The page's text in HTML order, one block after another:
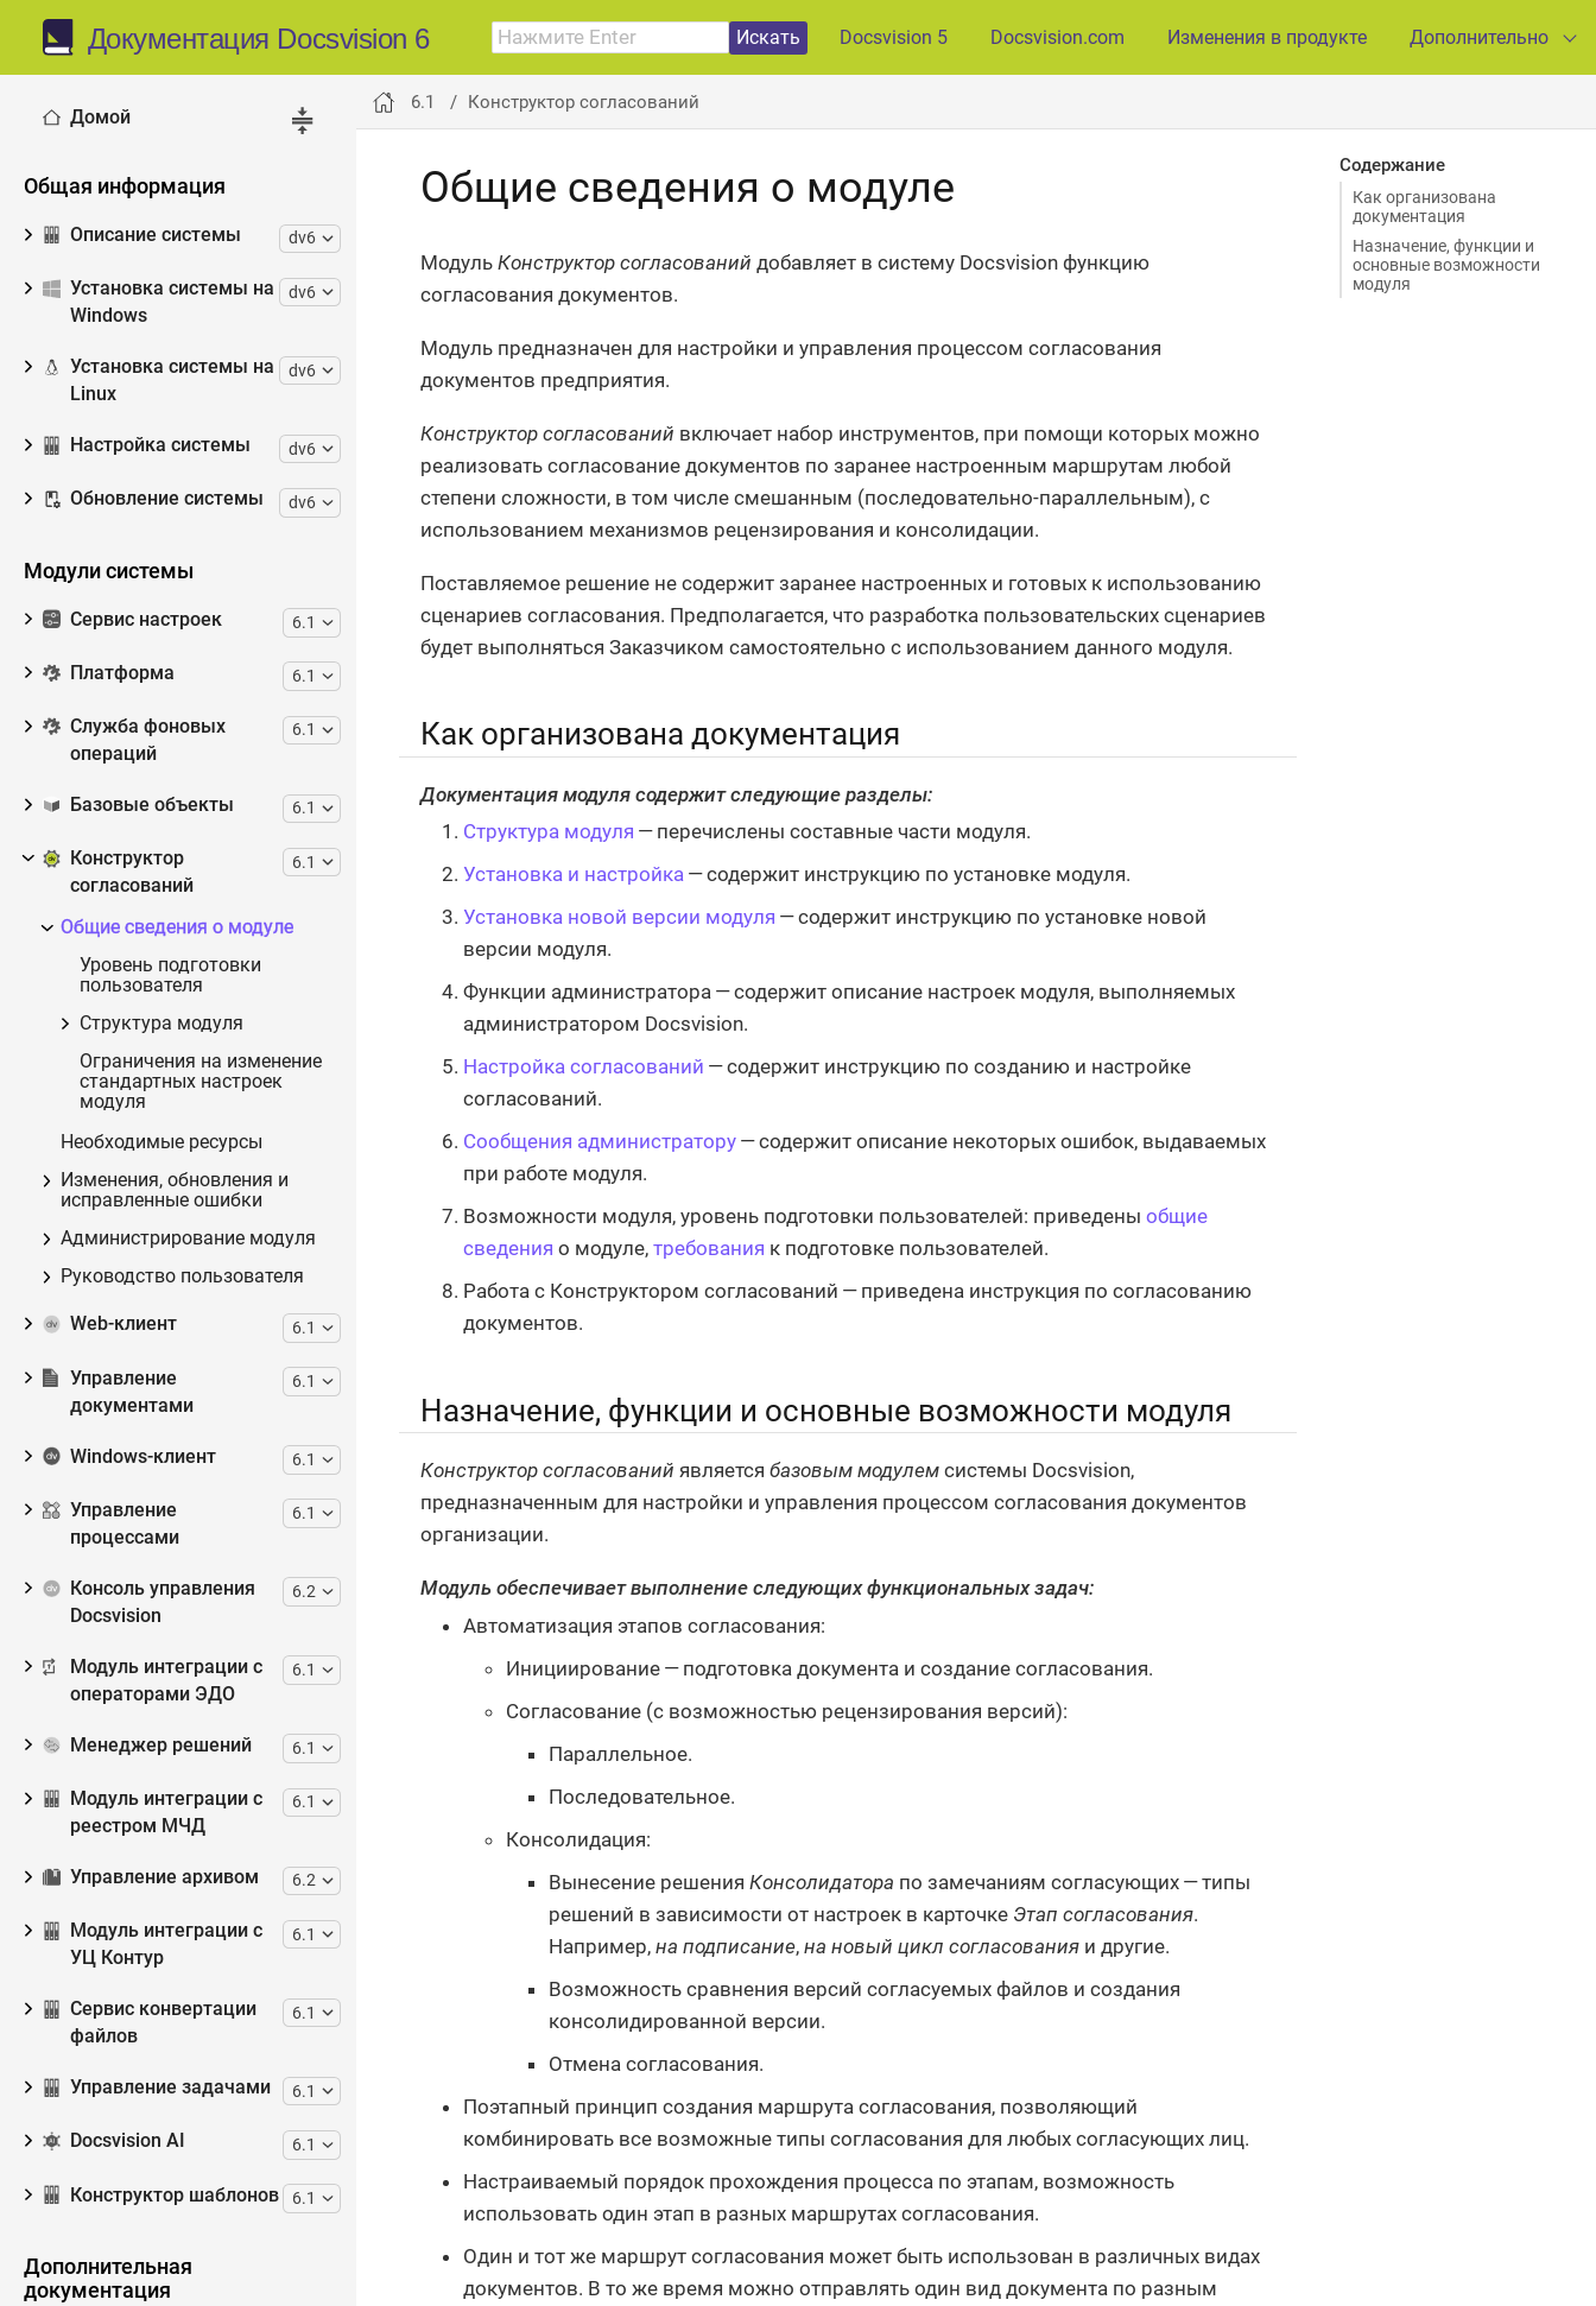
Документация Docsvision 6 Искать Docsvision 5 Docsvision.com Изменения в продукте Дополнительно
Домой
Общая информация
Описание системы dv6
Установка системы на
Windows
dv6
Установка системы на
Linux
dv6
Настройка системы dv6
Обновление системы dv6
Модули системы
Сервис настроек 6.1
Платформа 6.1
Служба фоновых
операций
6.1
Базовые объекты 6.1
Конструктор
согласований
6.1
Общие сведения о модуле
Уровень подготовки
пользователя
Структура модуля
Ограничения на изменение
стандартных настроек
модуля
Необходимые ресурсы
Изменения, обновления и
исправленные ошибки
Администрирование модуля
Руководство пользователя
Web-клиент 6.1
Управление
документами
6.1
Windows-клиент 6.1
Управление
процессами
6.1
Консоль управления
Docsvision
6.2
Модуль интеграции с
операторами ЭДО
6.1
Менеджер решений 6.1
Модуль интеграции с
реестром МЧД
6.1
Управление архивом 6.2
Модуль интеграции с
УЦ Контур
6.1
Сервис конвертации
файлов
6.1
Управление задачами 6.1
Docsvision AI 6.1
Конструктор шаблонов 6.1
Дополнительная
документация
6.1 Конструктор согласований
Содержание
Как организована
документация
Назначение, функции и
основные возможности
модуля
Общие сведения о модуле
Модуль Конструктор согласований добавляет в систему Docsvision функцию
согласования документов.
Модуль предназначен для настройки и управления процессом согласования
документов предприятия.
Конструктор согласований включает набор инструментов, при помощи которых можно
реализовать согласование документов по заранее настроенным маршрутам любой
степени сложности, в том числе смешанным (последовательно-параллельным), с
использованием механизмов рецензирования и консолидации.
Поставляемое решение не содержит заранее настроенных и готовых к использованию
сценариев согласования. Предполагается, что разработка пользовательских сценариев
будет выполняться Заказчиком самостоятельно с использованием данного модуля.
Как организована документация
Документация модуля содержит следующие разделы:
Структура модуля — перечислены составные части модуля.
Установка и настройка — содержит инструкцию по установке модуля.
Установка новой версии модуля — содержит инструкцию по установке новой
версии модуля.
Функции администратора — содержит описание настроек модуля, выполняемых
администратором Docsvision.
Настройка согласований — содержит инструкцию по созданию и настройке
согласований.
Сообщения администратору — содержит описание некоторых ошибок, выдаваемых
при работе модуля.
Возможности модуля, уровень подготовки пользователей: приведены общие
сведения о модуле, требования к подготовке пользователей.
Работа с Конструктором согласований — приведена инструкция по согласованию
документов.
Назначение, функции и основные возможности модуля
Конструктор согласований является базовым модулем системы Docsvision,
предназначенным для настройки и управления процессом согласования документов
организации.
Модуль обеспечивает выполнение следующих функциональных задач:
Автоматизация этапов согласования:
Инициирование — подготовка документа и создание согласования.
Согласование (с возможностью рецензирования версий):
Параллельное.
Последовательное.
Консолидация:
Вынесение решения Консолидатора по замечаниям согласующих — типы
решений в зависимости от настроек в карточке Этап согласования.
Например, на подписание, на новый цикл согласования и другие.
Возможность сравнения версий согласуемых файлов и создания
консолидированной версии.
Отмена согласования.
Поэтапный принцип создания маршрута согласования, позволяющий
комбинировать все возможные типы согласования для любых согласующих лиц.
Настраиваемый порядок прохождения процесса по этапам, возможность
использовать один этап в разных маршрутах согласования.
Один и тот же маршрут согласования может быть использован в различных видах
документов. В то же время можно отправлять один вид документа по разным